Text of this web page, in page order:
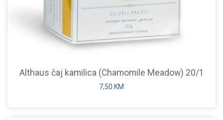
Althaus čaj kamilica (Chamomile Meadow) 20/1
7,50 KM